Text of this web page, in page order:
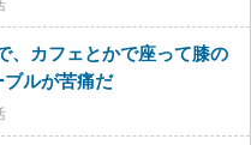
、カフェとかで座って膝の
ルが苦痛だ